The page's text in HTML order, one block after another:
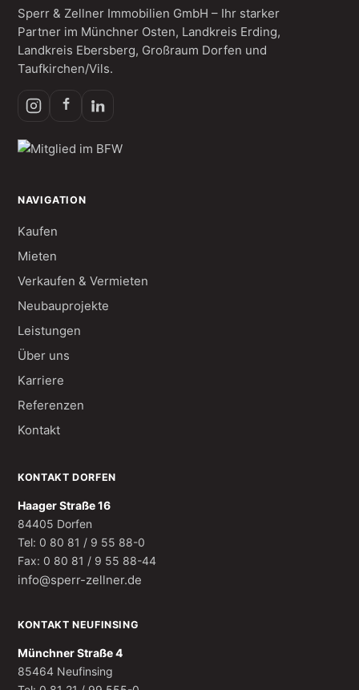
Sperr & Zellner Immobilien GmbH – Ihr starker
Partner im Münchner Osten, Landkreis Erding,
Landkreis Ebersberg, Großraum Dorfen und
Taufkirchen/Vils.
NAVIGATION
Kaufen
Mieten
Verkaufen & Vermieten
Neubauprojekte
Leistungen
Über uns
Karriere
Referenzen
Kontakt
KONTAKT DORFEN
Haager Straße 16
84405 Dorfen
Tel: 0 80 81 / 9 55 88-0
Fax: 0 80 81 / 9 55 88-44
info@sperr-zellner.de
KONTAKT NEUFINSING
Münchner Straße 4
85464 Neufinsing